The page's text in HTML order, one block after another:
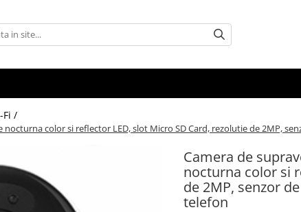
Fi /
color si reflector LED, slot Micro SD Card, rezolutie de 2MP,
Camera de
nocturna color si
de 2MP, senzor
telefon